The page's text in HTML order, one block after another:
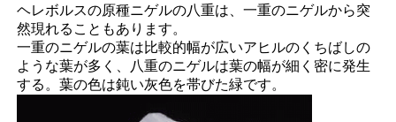
ヘレボルスの原種ニゲルの八重は、一重のニゲルから突
然現れることもあります。
一重のニゲルの葉は比較的幅が広いアヒルのくちばしの
ような葉が多く、八重のニゲルは葉の幅が細く密に発生
する。葉の色は鈍い灰色を帯びた緑です。